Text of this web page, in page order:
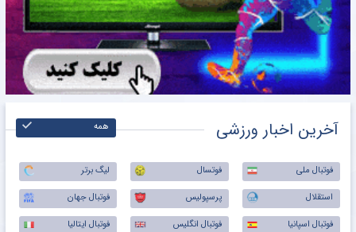
آخرین اخبار ورزشی همه
فوتبال ملی فوتسال
لیگ برتر
استقلال
پرسپولیس
فوتبال جهان
فوتبال اسپانیا
فوتبال انگلیس
فوتبال ایتالیا